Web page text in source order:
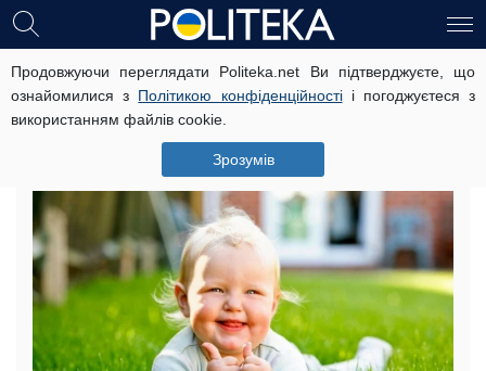
Продовжуючи переглядати Politeka.net Ви підтверджуєте, що
ознайомилися з Політикою конфіденційностіі погоджуєтеся з
використанням файлів cookie.
Зрозумів
Дерматолог розповіла про
небезпеку дитячих кремів для
дорослих